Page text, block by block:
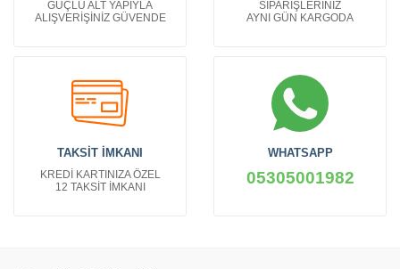
GÜÇLÜ ALT YAPIYLA
ALIŞVERİŞİNİZ GÜVENDE
SİPARİŞLERİNİZ
AYNI GÜN KARGODA
TAKSİT İMKANI
KREDİ KARTINIZA ÖZEL
12 TAKSİT İMKANI
WHATSAPP
05305001982